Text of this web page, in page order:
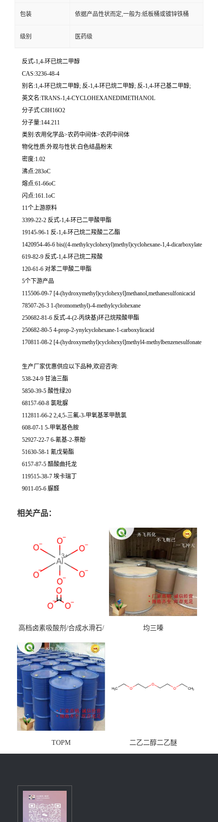
包装 依据产品性状而定,一般为:纸板桶或镀锌铁桶
级别 医药级
反式-1,4-环已烷二甲醇
CAS:3236-48-4
别名:1,4-环已烷二甲醇; 反-1,4-环已烷二甲醇; 反-1,4-环己基二甲醇;
英文名:TRANS-1,4-CYCLOHEXANEDIMETHANOL
分子式:C8H16O2
分子量:144.211
类别:农用化学品>农药中间体>农药中间体
物化性质:外观与性状:白色结晶粉末
密度:1.02
沸点:283oC
熔点:61-66oC
闪点:161.1oC
11个上游原料
3399-22-2 反式-1,4-环已二甲酸甲酯
19145-96-1 反-1,4-环己烷二羧酸二乙酯
1420954-46-6 bis((4-methylcyclohexyl)methyl)cyclohexane-1,4-dicarboxylate
619-82-9 反式-1,4-环己烷二羧酸
120-61-6 对苯二甲酸二甲酯
5个下游产品
115506-09-7 [4-(hydroxymethyl)cyclohexyl]methanol,methanesulfonicacid
78507-26-3 1-(bromomethyl)-4-methylcyclohexane
250682-81-6 反式-4-(2-丙炔基)环己烷羧酸甲酯
250682-80-5 4-prop-2-ynylcyclohexane-1-carboxylicacid
170811-08-2 [4-(hydroxymethyl)cyclohexyl]methyl4-methylbenzenesulfonate
生产厂家优惠供应以下品种,欢迎咨询:
538-24-9 甘油三酯
5850-39-5 酸性绿20
68157-60-8 氯吡脲
112811-66-2 2,4,5-三氟-3-甲氧基苯甲酰氯
608-07-1 5-甲氧基色胺
52927-22-7 6-氰基-2-萘酚
51630-58-1 氰戊菊酯
6157-87-5 醋酸曲托龙
119515-38-7 埃卡瑞丁
9011-05-6 脲醛
相关产品：
高档卤素吸酸剂/合成水滑石/
均三嗪
TOPM 二乙二醇二乙醚